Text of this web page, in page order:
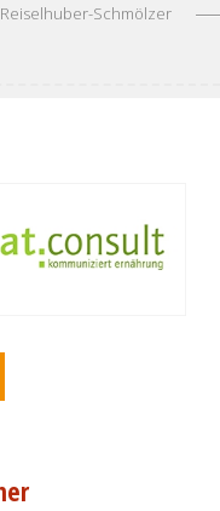
Schmölzer